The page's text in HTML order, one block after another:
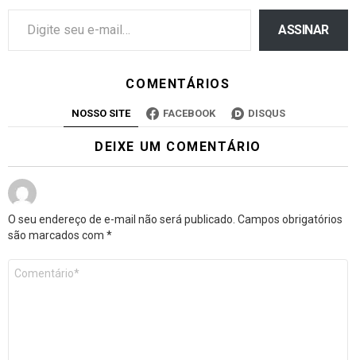
ASSINAR
COMENTÁRIOS
NOSSO SITE FACEBOOK DISQUS
DEIXE UM COMENTÁRIO
O seu endereço de e-mail não será publicado. Campos obrigatórios
são marcados com *